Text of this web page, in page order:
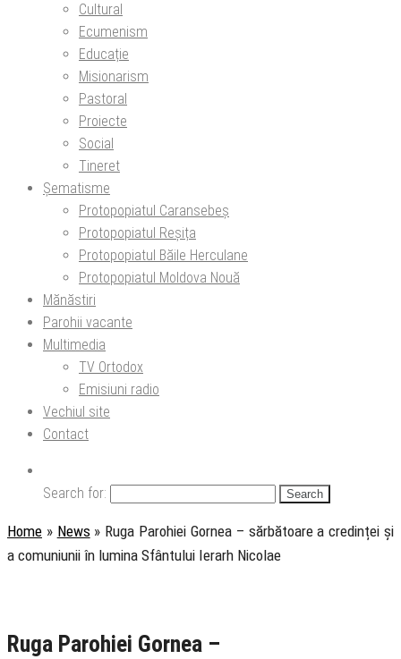
Cultural
Ecumenism
Educație
Misionarism
Pastoral
Proiecte
Social
Tineret
Șematisme
Protopopiatul Caransebeș
Protopopiatul Reșița
Protopopiatul Băile Herculane
Protopopiatul Moldova Nouă
Mănăstiri
Parohii vacante
Multimedia
TV Ortodox
Emisiuni radio
Vechiul site
Contact
Search for:
Home » News » Ruga Parohiei Gornea – sărbătoare a credinței și
a comuniunii în lumina Sfântului Ierarh Nicolae
Ruga Parohiei Gornea –